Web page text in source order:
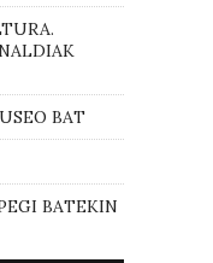
BAT
BATEKIN